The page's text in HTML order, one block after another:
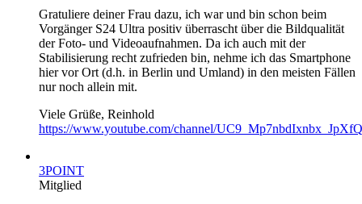
Gratuliere deiner Frau dazu, ich war und bin schon beim
Vorgänger S24 Ultra positiv überrascht über die Bildqualität
der Foto- und Videoaufnahmen. Da ich auch mit der
Stabilisierung recht zufrieden bin, nehme ich das Smartphone
hier vor Ort (d.h. in Berlin und Umland) in den meisten Fällen
nur noch allein mit.
Viele Grüße, Reinhold
https://www.youtube.com/channel/
3POINT
Mitglied